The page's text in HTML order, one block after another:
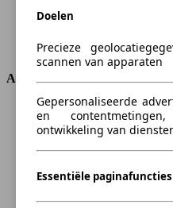
Cilinders
Aandrijving
Afmetingen
Lengte
4656
Hoogte
1685
Maximaal gewicht
2130
Maximale lading
550
Doelen
Precieze
scannen van apparaten
Gepersonaliseerde
en
ontwikkeling van
Essentiële paginafuncties